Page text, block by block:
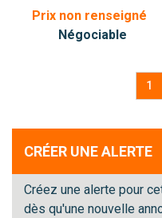
Prix non renseigné
Négociable
1
CRÉER UNE ALERTE
Créez une alerte pour
dès qu'une nouvelle